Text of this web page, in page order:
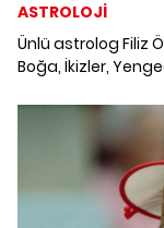
ASTROLOJİ
Ünlü astrolog Filiz
Boğa, İkizler,
Burç Yorumları;
burç özellikleri ve
etmesi gereken